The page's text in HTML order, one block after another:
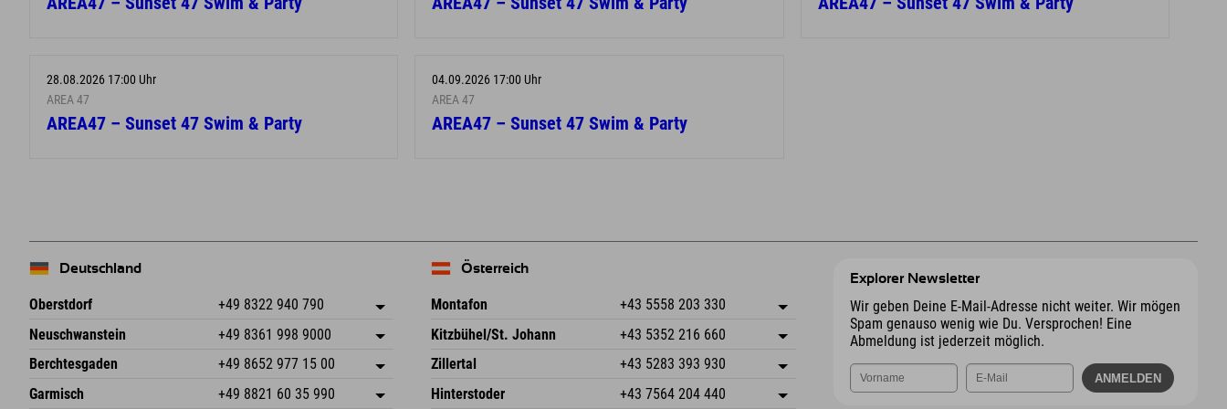
28.08.2026 17:00 Uhr
AREA 47
AREA47 – Sunset 47 Swim & Party
04.09.2026 17:00 Uhr
AREA 47
AREA47 – Sunset 47 Swim & Party
Deutschland
Oberstdorf +49 8322 940 790
An der Breitach 3
Deutschland
Adresse speichern
Buchen
Neuschwanstein +49 8361 998 9000
An der Riese 45
87484 Nesselwang im Allgäu
Deutschland
Adresse speichern
Buchen
Berchtesgaden +49 8652 977 15 00
Hofreitstr. 7
Adresse speichern
Garmisch +49 8821 60 35 990
Österreich
Montafon +43 5558 203 330
Dorfstr. 127b
6793 Gaschurn/Montafon
Österreich
Adresse speichern
Buchen
Kitzbühel/St. Johann +43 5352 216 660
Speckbacherstraße 87
Österreich
Adresse speichern
Buchen
Zillertal +43 5283 393 930
Schmiedau 2
Adresse speichern
Hinterstoder +43 7564 204 440
Explorer Newsletter
Wir geben Deine E-Mail-Adresse nicht weiter. Wir mögen
Spam genauso wenig wie Du. Versprochen! Eine
Abmeldung ist jederzeit möglich.